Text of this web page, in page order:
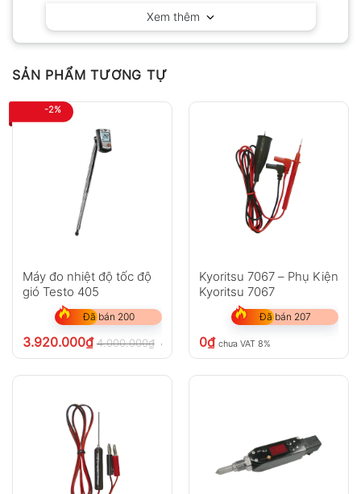
Xem thêm
SẢN PHẨM TƯƠNG TỰ
-2%
Máy đo nhiệt độ tốc độ
gió Testo 405
Đã bán 200
3.920.000₫ 4.000.000₫ chưa VAT 8%
Kyoritsu 7067 – Phụ Kiện
Kyoritsu 7067
Đã bán 207
0₫ chưa VAT 8%